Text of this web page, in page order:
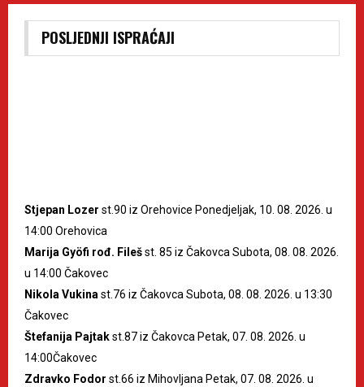
POSLJEDNJI ISPRAĆAJI
Stjepan Lozer st.90 iz Orehovice Ponedjeljak, 10. 08. 2026. u
14:00 Orehovica
Marija Gyöfi rođ. Filešst. 85 iz Čakovca Subota, 08. 08. 2026.
u 14:00 Čakovec
Nikola Vukinast.76 iz Čakovca Subota, 08. 08. 2026. u 13:30
Čakovec
Štefanija Pajtakst.87 iz Čakovca Petak, 07. 08. 2026. u
14:00Čakovec
Zdravko Fodor st.66 iz Mihovljana Petak, 07. 08. 2026. u